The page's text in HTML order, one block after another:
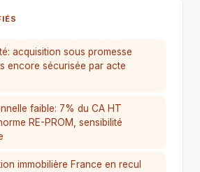
acquisition sous promesse
encore sécurisée par acte
faible: 7% du CA HT
RE-PROM, sensibilité
immobilière France en recul